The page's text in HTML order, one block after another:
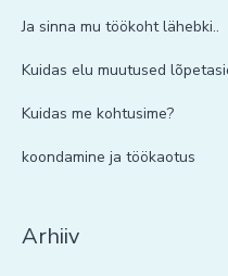
Ja sinna mu töökoht lähebki..
Kuidas elu muutused
Kuidas me kohtusime?
koondamine ja töökaotus
Arhiiv